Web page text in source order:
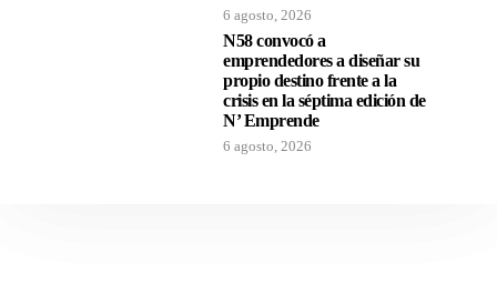
6 agosto, 2026
N58 convocó a
emprendedores a diseñar su
propio destino frente a la
crisis en la séptima edición de
N’ Emprende
6 agosto, 2026